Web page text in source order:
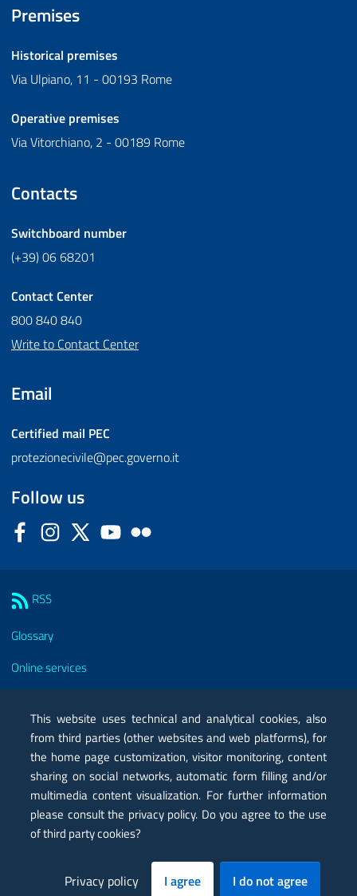
Premises
Historical premises
Via Ulpiano, 11 - 00193 Rome
Operative premises
Via Vitorchiano, 2 - 00189 Rome
Contacts
Switchboard number
(+39) 06 68201
Contact Center
800 840 840
Write to Contact Center
Email
Certified mail PEC
protezionecivile@pec.governo.it
Follow us
FacebookInstagram
Twitter YouTube
RSS
Glossary
Online services
Certified mail PEC
Privacy
Legal notes
Contacts
Accessibility statement
This website uses technical and analytical cookies, also
from third parties (other websites and web platforms), for
the home page customization, visitor monitoring, content
sharing on social networks, automatic form filling and/or
multimedia content visualization. For further information
please consult the privacy policy. Do you agree to the use
of third party cookies?
Privacy policy I agree I do not agree